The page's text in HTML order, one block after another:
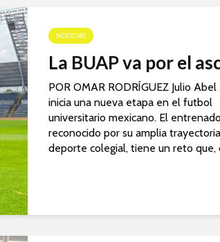
NOTICIAS
La BUAP va por el
POR OMAR RODRÍGUEZ Julio
inicia una nueva etapa en el futbol
universitario mexicano. El
reconocido por su amplia
deporte colegial, tiene un reto que,